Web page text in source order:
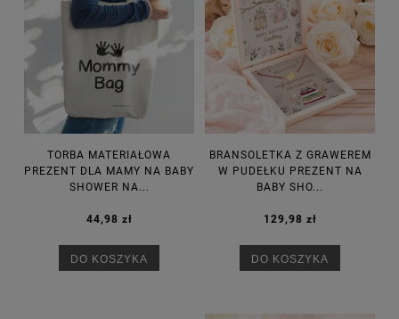
TORBA MATERIAŁOWA
PREZENT DLA MAMY NA BABY
SHOWER NA...
44,98 zł
DO KOSZYKA
BRANSOLETKA Z GRAWEREM
W PUDEŁKU PREZENT NA
BABY SHO...
129,98 zł
DO KOSZYKA